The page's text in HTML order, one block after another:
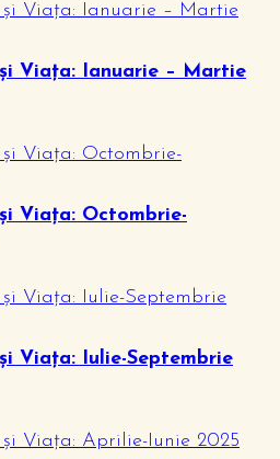
Viața: Ianuarie – Martie
Viața: Octombrie-
Viața: Iulie-Septembrie